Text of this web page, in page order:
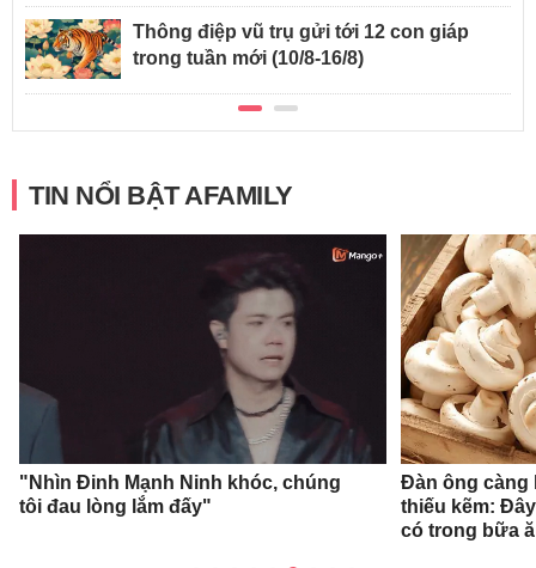
Thông điệp vũ trụ gửi tới 12 con giáp
trong tuần mới (10/8-16/8)
TIN NỔI BẬT AFAMILY
"Nhìn Đinh Mạnh Ninh khóc, chúng
tôi đau lòng lắm đấy"
Đàn ông càng
thiếu kẽm:
có trong bữa